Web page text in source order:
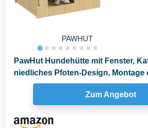
PAWHUT
PawHut Hundehütte mit Fenster,
niedliches Pfoten-Design, Montage
Schrauben...
Zum Angebot